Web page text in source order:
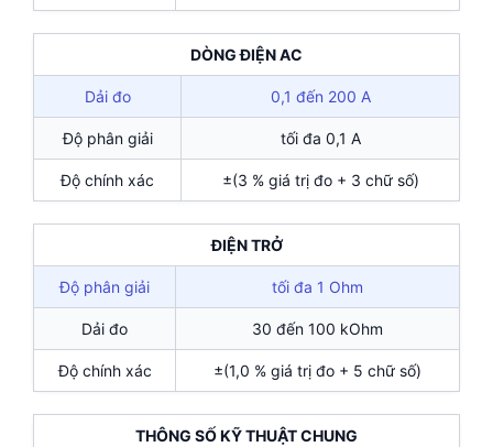
DÒNG ĐIỆN AC
Dải đo 0,1 đến 200 A
Độ phân giải tối đa 0,1 A
Độ chính xác ±(3 % giá trị đo + 3 chữ số)
ĐIỆN TRỞ
Độ phân giải tối đa 1 Ohm
Dải đo 30 đến 100 kOhm
Độ chính xác ±(1,0 % giá trị đo + 5 chữ số)
THÔNG SỐ KỸ THUẬT CHUNG